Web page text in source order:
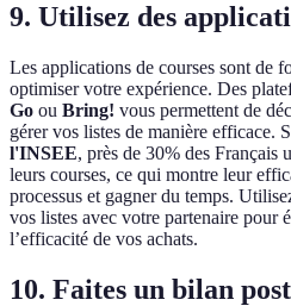
9. Utilisez des
Les applications de courses sont de
optimiser votre expérience. Des
Go ou Bring! vous permettent de
gérer vos listes de manière efficace.
l'INSEE, près de 30% des Français
leurs courses, ce qui montre leur
processus et gagner du temps.
vos listes avec votre partenaire pour
l’efficacité de vos achats.
10. Faites un bilan